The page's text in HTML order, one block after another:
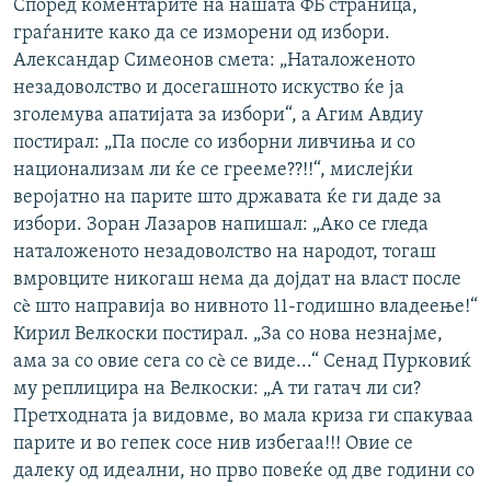
Според коментарите на нашата ФБ страница,
граѓаните како да се изморени од избори.
Александар Симеонов смета: „Наталоженото
незадоволство и досегашното искуство ќе ја
зголемува апатијата за избори“, а Агим Авдиу
постирал: „Па после со изборни ливчиња и со
национализам ли ќе се грееме??!!“, мислејќи
веројатно на парите што државата ќе ги даде за
избори. Зоран Лазаров напишал: „Ако се гледа
наталоженото незадоволство на народот, тогаш
вмровците никогаш нема да дојдат на власт после
сè што направија во нивното 11-годишно владеење!“
Кирил Велкоски постирал. „За со нова незнајме,
ама за со овие сега со сè се виде...“ Сенад Пурковиќ
му реплицира на Велкоски: „А ти гатач ли си?
Претходната ја видовме, во мала криза ги спакуваа
парите и во гепек сосе нив избегаа!!! Овие се
далеку од идеални, но прво повеќе од две години со